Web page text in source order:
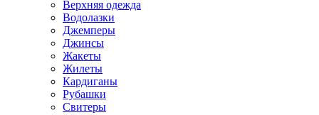
Верхняя одежда
Водолазки
Джемперы
Джинсы
Жакеты
Жилеты
Кардиганы
Рубашки
Свитеры